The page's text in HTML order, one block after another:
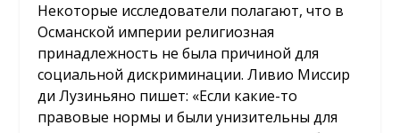
Некоторые исследователи полагают, что в
Османской империи религиозная
принадлежность не была причиной для
социальной дискриминации. Ливио Миссир
ди Лузиньяно пишет: «Если какие-то
правовые нормы и были унизительны для